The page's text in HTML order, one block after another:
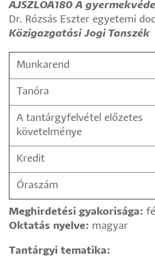
AJSZLOA180 A
Dr. Rózsás Eszter egyetemi
Közigazgatási Jogi Tanszék
Munkarend
Tanóra
A tantárgyfelvétel előzetes
követelménye
Kredit
Óraszám
Meghirdetési gyakorisága:
Oktatás nyelve: magyar
Tantárgyi tematika: